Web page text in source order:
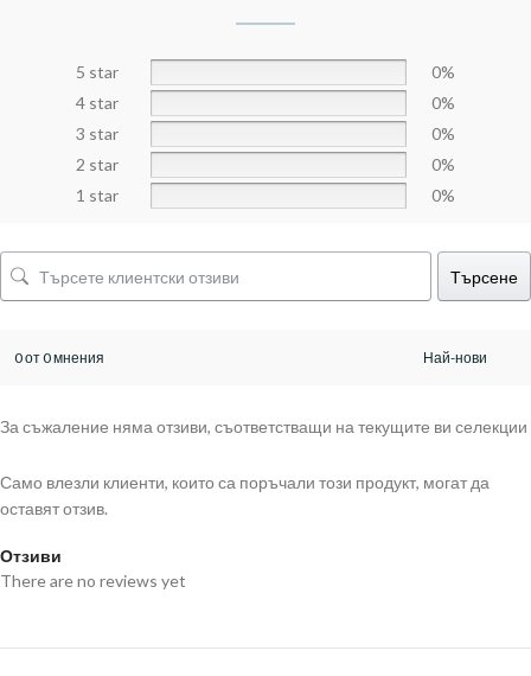
5 star
0%
4 star
0%
3 star
0%
2 star
0%
1 star
0%
Търсене
0 от 0 мнения
За съжаление няма отзиви, съответстващи на текущите ви селекции
Отзиви
There are no reviews yet
Само влезли клиенти, които са поръчали този продукт, могат да
оставят отзив.